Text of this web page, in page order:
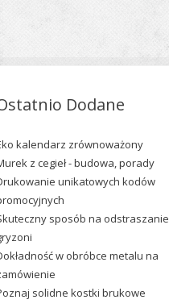
Dodane
kalendarz zrównoważony
z cegieł - budowa, porady
unikatowych kodów
sposób na odstraszanie
w obróbce metalu na
solidne kostki brukowe